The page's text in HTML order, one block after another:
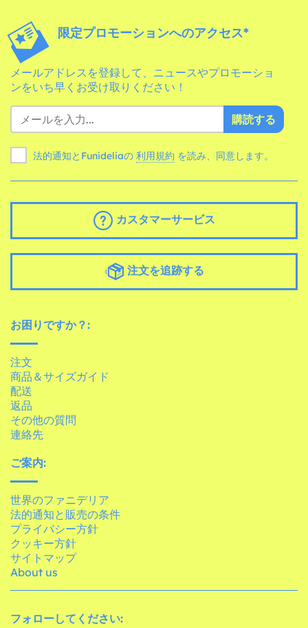
限定プロモーションへのアクセス*
メールアドレスを登録して、ニュースやプロモーショ
ンをいち早くお受け取りください！
購読する
法的通知とFunideliaの 利用規約 を読み、同意します。
カスタマーサービス
注文を追跡する
お困りですか？:
注文
商品＆サイズガイド
配送
返品
その他の質問
連絡先
ご案内:
世界のファニデリア
法的通知と販売の条件
プライバシー方針
クッキー方針
サイトマップ
About us
フォローしてください: